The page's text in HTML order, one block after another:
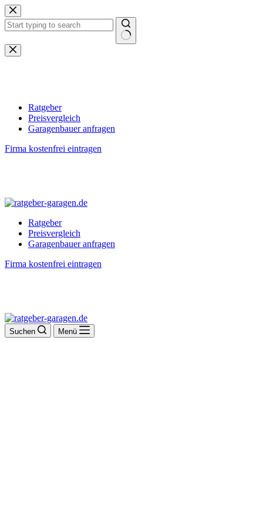
Zum
Inhalt
springen
Keine
Ergebnisse
Ratgeber
Preisvergleich
Garagenbauer anfragen
Firma kostenfrei eintragen
Ratgeber
Preisvergleich
Garagenbauer anfragen
Firma kostenfrei eintragen
Suchen Menü